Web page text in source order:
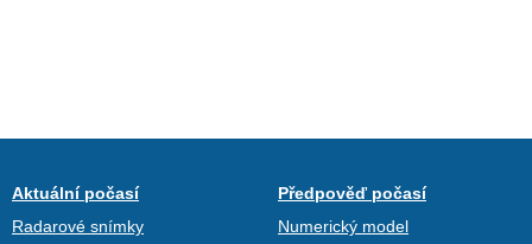
Aktuální počasí
Radarové snímky
Předpověď počasí
Numerický model